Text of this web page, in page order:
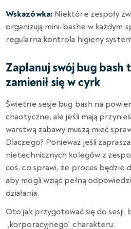
Wskazówka:Niektóre zespoły
organizują mini-bashe w każdym
regularna kontrola higieny
Zaplanuj swój bug bash
zamienił się w cyrk
Świetne sesje bug bash na
chaotyczne, ale jeśli mają
warstwą zabawy muszą mieć
Dlaczego? Ponieważ jeśli
nietechnicznych kolegów z
coś, co sprawi, że proces będzie
aby mogli wziąć pełną
działania.
Oto jak przygotować się do sesji,
„korporacyjnego” charakteru: